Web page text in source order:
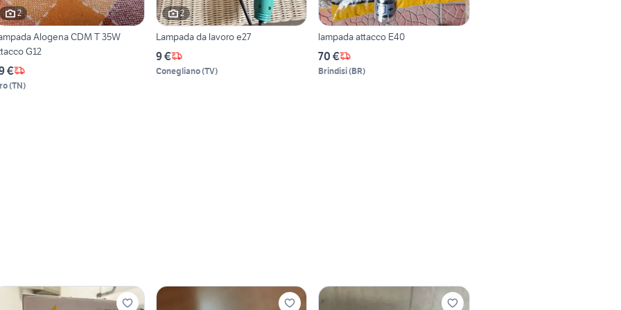
2
Alogena CDM T 35W
G12
€
(TN)
2
Lampada da lavoro e27
9 €
Conegliano(TV)
lampada attacco E40
70 €
Brindisi(BR)